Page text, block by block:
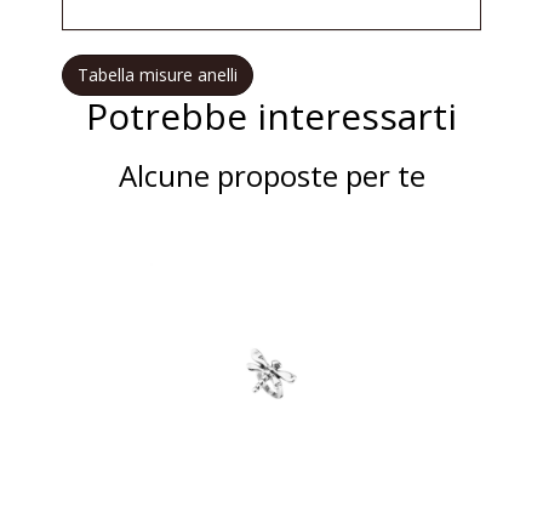
Tabella misure anelli
Potrebbe interessarti
Alcune proposte per te